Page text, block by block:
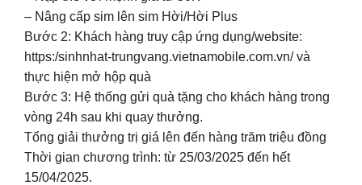
– Nâng cấp sim lên sim Hời/Hời Plus
Bước 2: Khách hàng truy cập ứng dụng/website:
https:/sinhnhat-trungvang.vietnamobile.com.vn/ và
thực hiện mở hộp quà
Bước 3: Hệ thống gửi quà tặng cho khách hàng trong
vòng 24h sau khi quay thưởng.
Tổng giải thưởng trị giá lên đến hàng trăm triệu đồng
Thời gian chương trình: từ 25/03/2025 đến hết
15/04/2025.